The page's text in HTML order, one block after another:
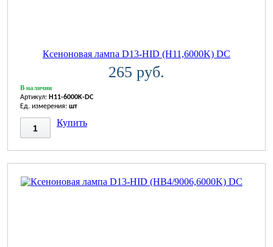
Ксеноновая лампа D13-HID (H11,6000K) DC
265 руб.
В наличии
Артикул: H11-6000K-DC
Ед. измерения: шт
Купить